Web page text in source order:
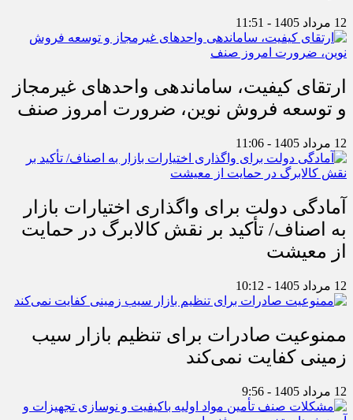
12 مرداد 1405 - 11:51
ارتقای کیفیت، ساماندهی واحدهای غیرمجاز
و توسعه فروش نوین، ضرورت امروز صنف
12 مرداد 1405 - 11:06
آمادگی دولت برای واگذاری اختیارات بازار
به اصناف/ تأکید بر نقش کالابرگ در حمایت
از معیشت
12 مرداد 1405 - 10:12
ممنوعیت صادرات برای تنظیم بازار سیب
زمینی کفایت نمی‌کند
12 مرداد 1405 - 9:56